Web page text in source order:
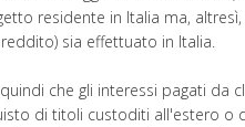
residente in Italia ma,
sia effettuato in Italia.
che gli interessi pagati da
di titoli custoditi all'estero o